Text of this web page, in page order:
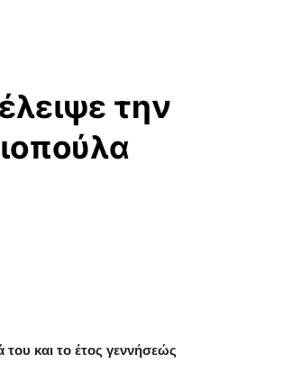
την
του και το έτος γεννήσεώς